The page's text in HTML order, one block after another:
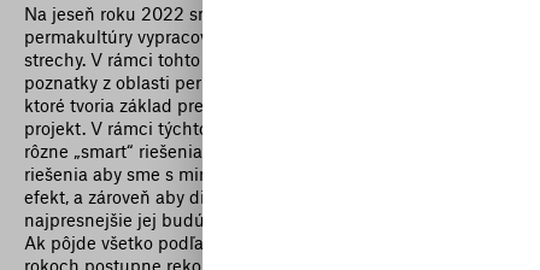
Na jeseň roku 2022 sme v spolupráci so Školou
permakultúry vypracovali podklady k budúcej podobe
strechy. V rámci tohto procesu sme využili všetky dostupné
poznatky z oblasti permakultúry a krajinnej architektúry,
ktoré tvoria základ pre architektonickú štúdiu a stavebnú
projekt. V rámci týchto podkladov sme sa snažili objaviť
rôzne „smart“ riešenia, synergie, ekologické a úsporné
riešenia aby sme s minimom nákladov dosiahli maximálny
efekt, a zároveň aby dizajn zelenej strechy slúžil čo
najpresnejšie jej budúcemu účelu a najme jej užívateľom.
Ak pôjde všetko podľa plánu, chceli by sme v najbližších
rokoch postupne rekonštruovať ploché strechy budovy a na